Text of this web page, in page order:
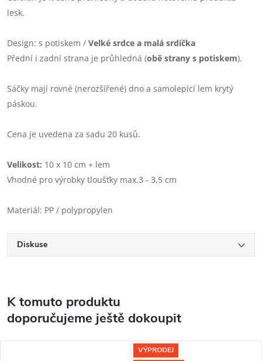
lesk.
Design: s potiskem / Velké srdce a malá srdíčka
Přední i zadní strana je průhledná (obě strany s potiskem).
Sáčky mají rovné (nerozšířené) dno a samolepící lem krytý
páskou.
Cena je uvedena za sadu 20 kusů.
Velikost: 10 x 10 cm + lem
Vhodné pro výrobky tloušťky max.3 - 3,5 cm
Materiál: PP / polypropylen
Diskuse
K tomuto produktu
doporučujeme ještě dokoupit
VÝPRODEJ